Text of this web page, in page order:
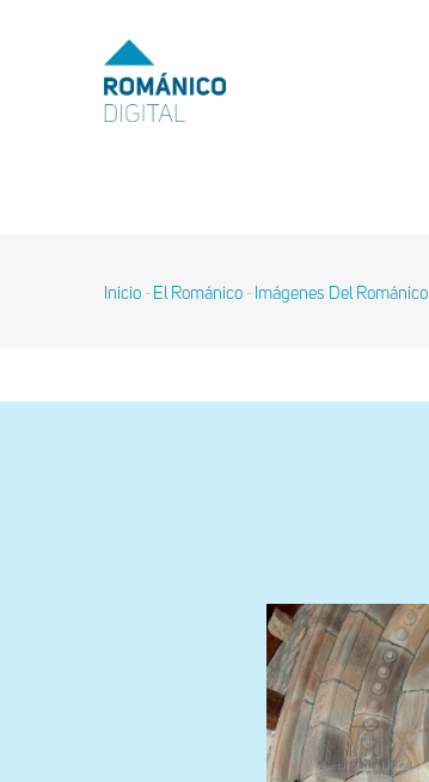
MENU
TOP
Sobrescribir
Inicio - El Románico - Imágenes Del Románico